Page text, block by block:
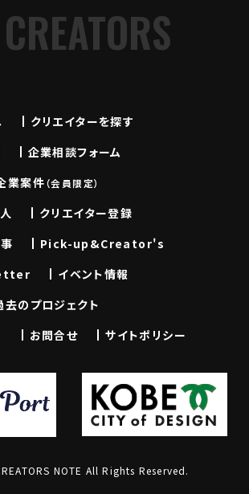
クリエイターを探す
企業相談フォーム
業案件（会員限定）
クリエイター登録
Pick-up&Creator's
イベント情報
去のプロジェクト
お問合せ サイトポリシー
NOTE All Rights Reserved.